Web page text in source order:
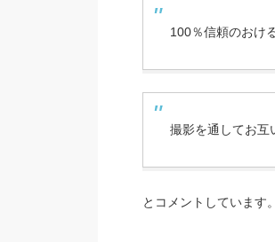
100％信頼のおけ
撮影を通してお互
とコメントしています。